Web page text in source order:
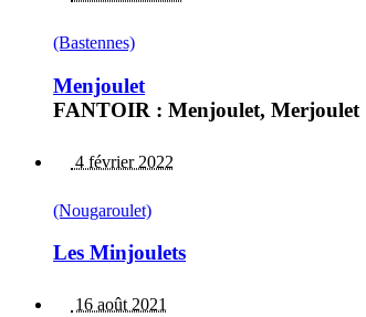
(Bastennes)
Menjoulet
FANTOIR : Menjoulet, Merjoulet
4 février 2022
(Nougaroulet)
Les Minjoulets
16 août 2021